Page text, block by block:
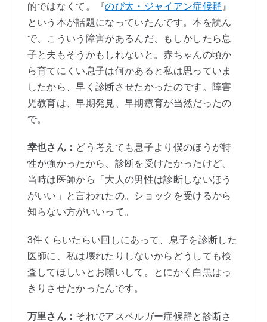
的ではなくて。『のび太・ジャイアン症候群 』
という本が話題になっていたんです。本を読ん
で、こういう障害があるんだ、もしかしたら息
子と夫もそうかもしれないと。赤ちゃんの頃か
ら育てにくい息子は何かあると私は思っていま
したから、早く診断させたかったのです。障害
児教育は、早期発見、早期療育が当然だったの
で。
幸也さん： どう考えても息子より僕のほうが特
性が強かったから、診断を受けたかったけど、
当時は医師から「大人の男性は診断しないほう
がいい」と言われたの。ショックを受けるから
知らない方がいいって。
3件くらいたらい回しにあって、息子を診断した
医師に、私は壊れたりしないからどうしても検
査してほしいとお願いして。とにかく白黒はっ
きりさせたかったんです。
万里さん： それでアスペルガー症候群と診断さ